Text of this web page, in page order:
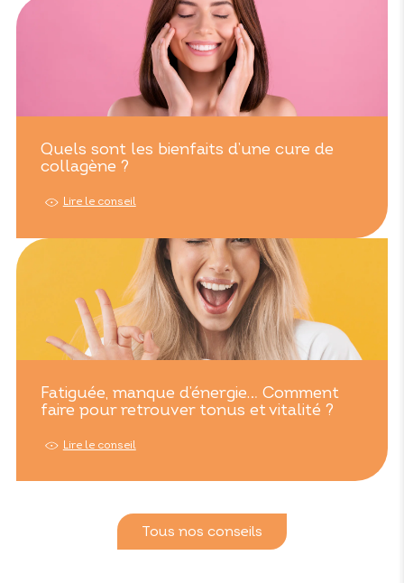
Quels sont les bienfaits d’une cure de
collagène ?
Lire le conseil
Fatiguée, manque d’énergie… Comment
faire pour retrouver tonus et vitalité ?
Lire le conseil
Tous nos conseils